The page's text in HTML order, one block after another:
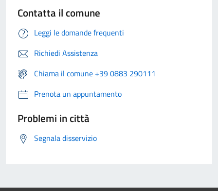
Contatta il comune
Leggi le domande frequenti
Richiedi Assistenza
Chiama il comune +39 0883 290111
Prenota un appuntamento
Problemi in città
Segnala disservizio